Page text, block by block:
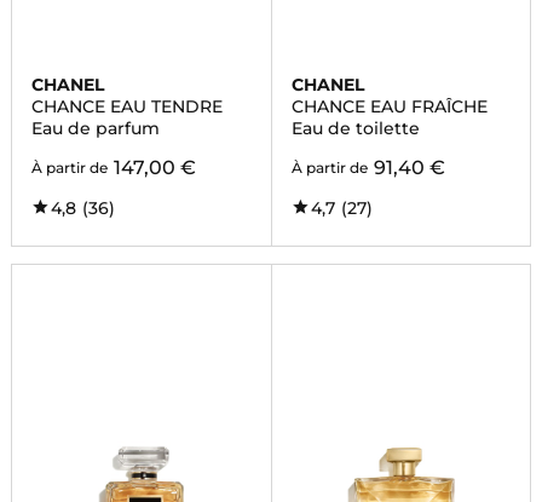
CHANEL
CHANCE EAU TENDRE
Eau de parfum
À partir de 147,00 €
4,8 (36)
CHANEL
CHANCE EAU FRAÎCHE
Eau de toilette
À partir de 91,40 €
4,7 (27)